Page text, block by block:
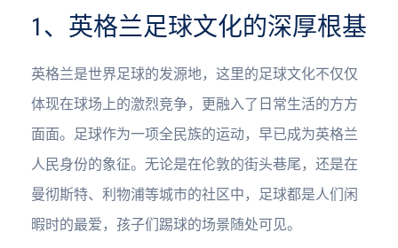
1、英格兰足球文化的深厚根基
英格兰是世界足球的发源地，这里的足球文化不仅仅
体现在球场上的激烈竞争，更融入了日常生活的方方
面面。足球作为一项全民族的运动，早已成为英格兰
人民身份的象征。无论是在伦敦的街头巷尾，还是在
曼彻斯特、利物浦等城市的社区中，足球都是人们闲
暇时的最爱，孩子们踢球的场景随处可见。